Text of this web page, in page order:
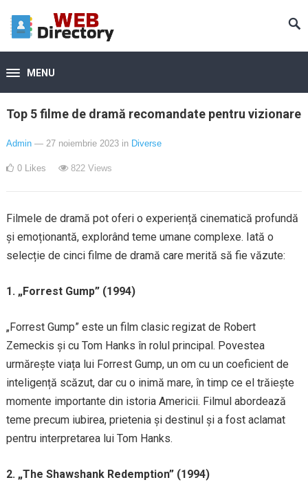
MENU
Top 5 filme de dramă recomandate pentru vizionare
Admin — 27 noiembrie 2023 in Diverse
0 Likes 822Views
Filmele de dramă pot oferi o experiență cinematică profundă
și emoționantă, explorând teme umane complexe. Iată o
selecție de cinci filme de dramă care merită să fie văzute:
1. „Forrest Gump” (1994)
„Forrest Gump” este un film clasic regizat de Robert
Zemeckis și cu Tom Hanks în rolul principal. Povestea
urmărește viața lui Forrest Gump, un om cu un coeficient de
inteligență scăzut, dar cu o inimă mare, în timp ce el trăiește
momente importante din istoria Americii. Filmul abordează
teme precum iubirea, prietenia și destinul și a fost aclamat
pentru interpretarea lui Tom Hanks.
2. „The Shawshank Redemption” (1994)